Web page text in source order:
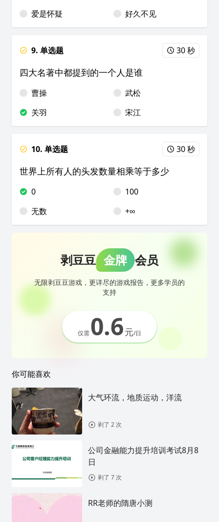
爱是怀疑
好久不见
9. 单选题 30 秒
四大名著中都提到的一个人是谁
曹操
武松
关羽
宋江
10. 单选题 30 秒
世界上所有人的头发数量相乘等于多少
0
100
无数
+∞
剥豆豆 金牌 会员
无限剥豆豆游戏，更详尽的游戏报告，更多学员的
支持
仅需0.6元/日
你可能喜欢
大气环流，地质运动，洋流
剥了 2 次
公司金融能力提升培训考试8月8
日
剥了 7 次
RR老师的隋唐小测